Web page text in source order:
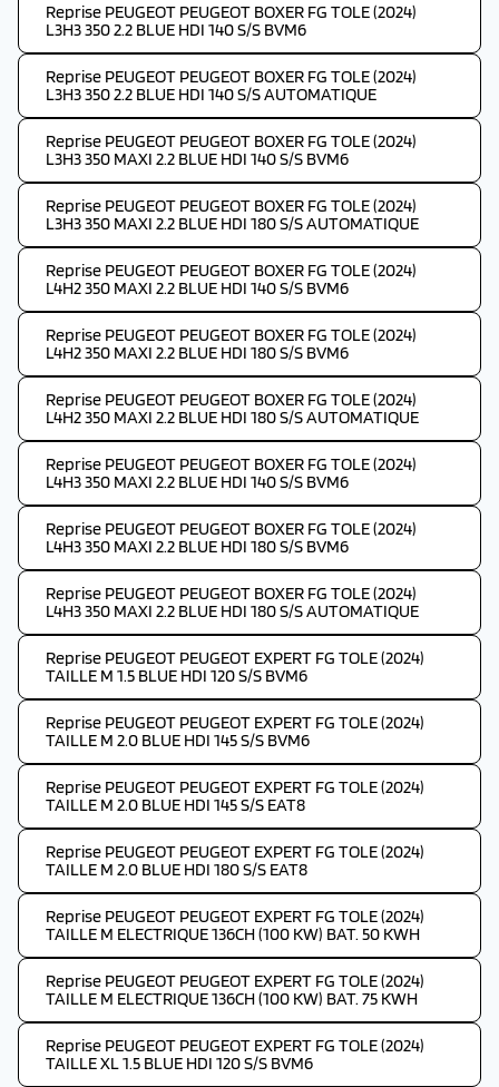
Reprise PEUGEOT PEUGEOT BOXER FG TOLE (2024)
L3H3 350 2.2 BLUE HDI 140 S/S BVM6
Reprise PEUGEOT PEUGEOT BOXER FG TOLE (2024)
L3H3 350 2.2 BLUE HDI 140 S/S AUTOMATIQUE
Reprise PEUGEOT PEUGEOT BOXER FG TOLE (2024)
L3H3 350 MAXI 2.2 BLUE HDI 140 S/S BVM6
Reprise PEUGEOT PEUGEOT BOXER FG TOLE (2024)
L3H3 350 MAXI 2.2 BLUE HDI 180 S/S AUTOMATIQUE
Reprise PEUGEOT PEUGEOT BOXER FG TOLE (2024)
L4H2 350 MAXI 2.2 BLUE HDI 140 S/S BVM6
Reprise PEUGEOT PEUGEOT BOXER FG TOLE (2024)
L4H2 350 MAXI 2.2 BLUE HDI 180 S/S BVM6
Reprise PEUGEOT PEUGEOT BOXER FG TOLE (2024)
L4H2 350 MAXI 2.2 BLUE HDI 180 S/S AUTOMATIQUE
Reprise PEUGEOT PEUGEOT BOXER FG TOLE (2024)
L4H3 350 MAXI 2.2 BLUE HDI 140 S/S BVM6
Reprise PEUGEOT PEUGEOT BOXER FG TOLE (2024)
L4H3 350 MAXI 2.2 BLUE HDI 180 S/S BVM6
Reprise PEUGEOT PEUGEOT BOXER FG TOLE (2024)
L4H3 350 MAXI 2.2 BLUE HDI 180 S/S AUTOMATIQUE
Reprise PEUGEOT PEUGEOT EXPERT FG TOLE (2024)
TAILLE M 1.5 BLUE HDI 120 S/S BVM6
Reprise PEUGEOT PEUGEOT EXPERT FG TOLE (2024)
TAILLE M 2.0 BLUE HDI 145 S/S BVM6
Reprise PEUGEOT PEUGEOT EXPERT FG TOLE (2024)
TAILLE M 2.0 BLUE HDI 145 S/S EAT8
Reprise PEUGEOT PEUGEOT EXPERT FG TOLE (2024)
TAILLE M 2.0 BLUE HDI 180 S/S EAT8
Reprise PEUGEOT PEUGEOT EXPERT FG TOLE (2024)
TAILLE M ELECTRIQUE 136CH (100 KW) BAT. 50 KWH
Reprise PEUGEOT PEUGEOT EXPERT FG TOLE (2024)
TAILLE M ELECTRIQUE 136CH (100 KW) BAT. 75 KWH
Reprise PEUGEOT PEUGEOT EXPERT FG TOLE (2024)
TAILLE XL 1.5 BLUE HDI 120 S/S BVM6